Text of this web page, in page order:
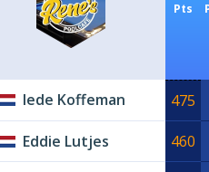
Pts
Iede Koffeman 475
Eddie Lutjes 460